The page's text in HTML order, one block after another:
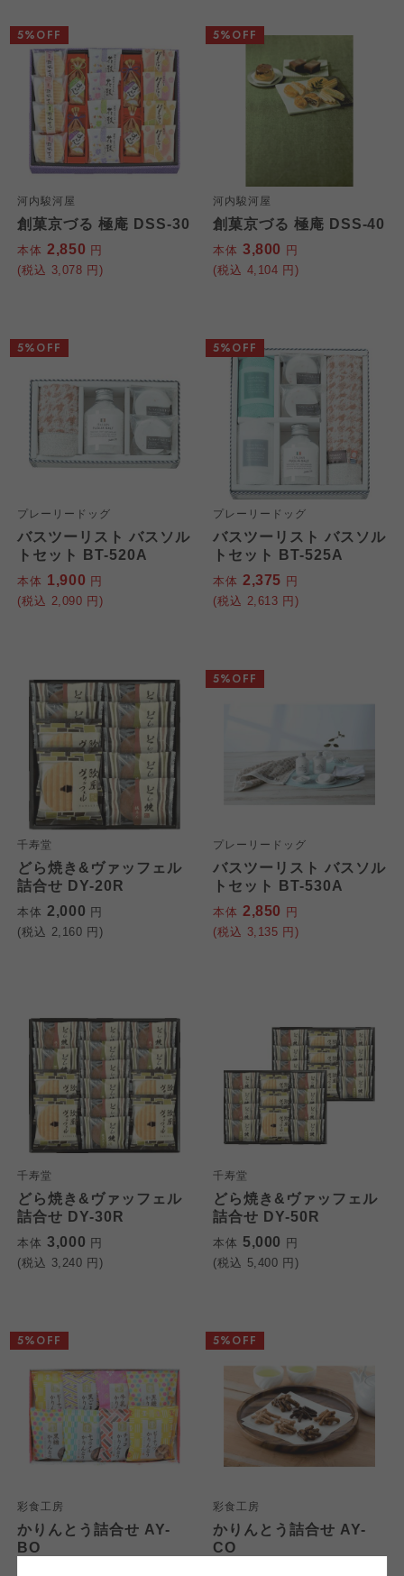
河内駿河屋
創菓京づる 極庵 DSS-30
本体 2,850 円
(税込 3,078 円)
5%OFF
河内駿河屋
創菓京づる 極庵 DSS-40
本体 3,800 円
(税込 4,104 円)
5%OFF
プレーリードッグ
バスツーリスト バスソル
トセット BT-520A
本体 1,900 円
(税込 2,090 円)
5%OFF
プレーリードッグ
バスツーリスト バスソル
トセット BT-525A
本体 2,375 円
(税込 2,613 円)
5%OFF
千寿堂
どら焼き&ヴァッフェル
詰合せ DY-20R
本体 2,000 円
(税込 2,160 円)
プレーリードッグ
バスツーリスト バスソル
トセット BT-530A
本体 2,850 円
(税込 3,135 円)
5%OFF
千寿堂
どら焼き&ヴァッフェル
詰合せ DY-30R
本体 3,000 円
(税込 3,240 円)
千寿堂
どら焼き&ヴァッフェル
詰合せ DY-50R
本体 5,000 円
(税込 5,400 円)
彩食工房
かりんとう詰合せ AY-
BO
5%OFF
彩食工房
かりんとう詰合せ AY-
CO
5%OFF
ご利用約款（ご利用規約・ご利
用規程）について
このサイトは7つの生協から業務委託を受けて、
コープきんき事業連合が運営しています。ご自
身が加入されている生協が定める利用約款をご
投稿については、利用約款の細則として規定さ
れています。
個人情報保護方針について
このサイトは7つの生協から業務委託を受けて、
コープきんき事業連合が運営しています。お預
かりしている個人情報については、コープ事業
連合、ならびに各生協の「個人情報保護方針」
にもどづいて、コープ事業連合が適切に管理を
コープ事業連合、ならびに各生協の「個人情報
保護方針」については各生協のボタンをクリッ
クしてご確認ください。
特定商取引法に基づく表記につ
このサイトは7つの生協から業務委託を受けて、
コープきんき事業連合が運営しています。販売
責任者は、それぞれご利用の生協となります。
て」については各生協のボタンをクリックして
ご確認ください。